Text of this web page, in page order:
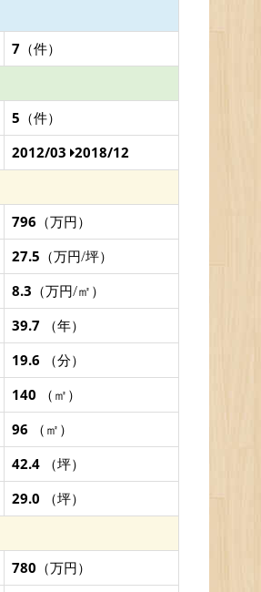
7 （件）
5 （件）
2012/03 2018/12
796 （万円）
27.5 （万円/坪）
8.3 （万円/㎡）
39.7 （年）
19.6 （分）
140 （㎡）
96 （㎡）
42.4 （坪）
29.0 （坪）
780 （万円）